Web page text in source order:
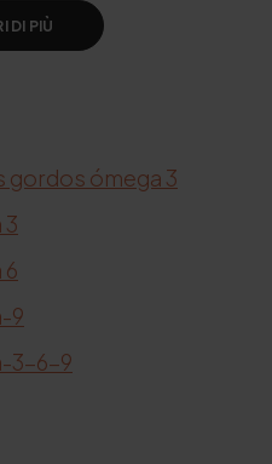
DI PIÙ
gordos ómega 3
9
3-6-9